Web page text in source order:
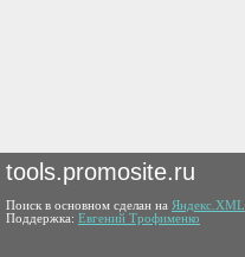
tools.promosite.ru
Поиск в основном сделан на Яндекс.XML
Поддержка: Евгений Трофименко